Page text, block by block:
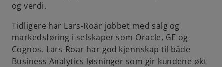
e
w
t
a
og verdi.
Tidligere har Lars-Roar jobbet med salg og
markedsføring i selskaper som Oracle, GE og
Cognos. Lars-Roar har god kjennskap til både
Business Analytics løsninger som gir kundene økt